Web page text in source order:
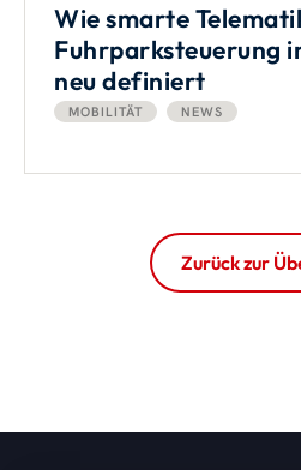
Wie smarte
Fuhrparksteuerung
neu definiert
MOBILITÄT NEWS
Zurück zur